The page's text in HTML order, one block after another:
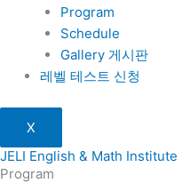
Program
Schedule
Gallery 게시판
레벨 테스트 신청
X
JELI English & Math Institute
Program